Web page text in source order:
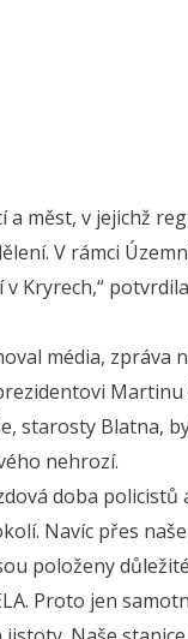
měst, v jejichž
V rámci
Kryrech,“
média, zpráva
starosty Blatna,
nehrozí.
doba policistů
Navíc přes
položeny
Proto jen